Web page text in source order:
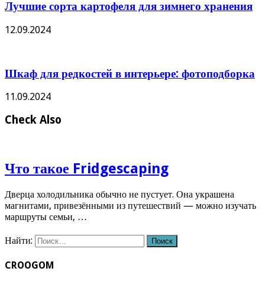
Лучшие сорта картофеля для зимнего хранения
12.09.2024
Шкаф для редкостей в интерьере: фотоподборка
11.09.2024
Check Also
Что такое Fridgescaping
Дверца холодильника обычно не пустует. Она украшена
магнитами, привезёнными из путешествий — можно изучать
маршруты семьи, …
Найти:
CROOGOM